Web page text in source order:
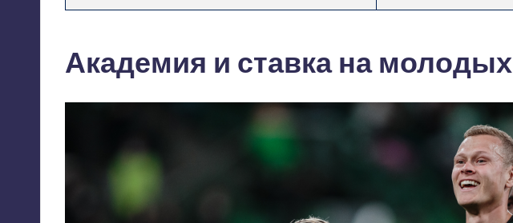
Академия и ставка на молодых